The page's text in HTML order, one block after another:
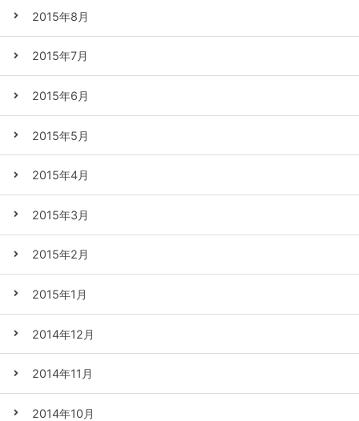
2015年8月
2015年7月
2015年6月
2015年5月
2015年4月
2015年3月
2015年2月
2015年1月
2014年12月
2014年11月
2014年10月